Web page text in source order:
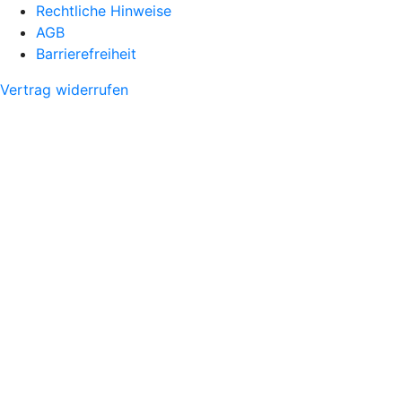
Rechtliche Hinweise
AGB
Barrierefreiheit
Vertrag widerrufen